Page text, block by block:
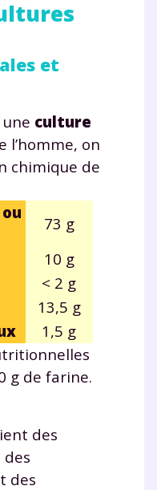
et
culture
l’homme, on
chimique de
73 g
10 g
< 2 g
13,5 g
1,5 g
g de farine.
des
des
des
votre
?
exercices
révisions
parents pour
du CP à
disponibles
audio ou